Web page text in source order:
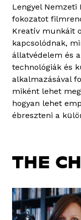
Lengyel
fokozatot
Kreatív munkáit
kapcsolódnak,
állatvédelem és
technológiák és
alkalmazásával
miként lehet
hogyan lehet
ébreszteni a
THE